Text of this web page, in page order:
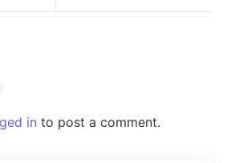
in to post a comment.